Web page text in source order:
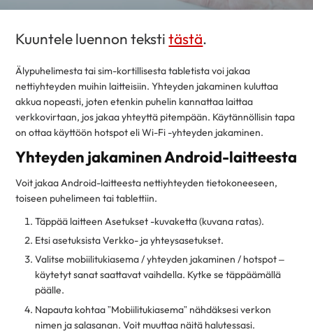
Kuuntele luennon tekstitästä.
Älypuhelimesta tai sim-kortillisesta tabletista voi jakaa
nettiyhteyden muihin laitteisiin. Yhteyden jakaminen kuluttaa
akkua nopeasti, joten etenkin puhelin kannattaa laittaa
verkkovirtaan, jos jakaa yhteyttä pitempään. Käytännöllisin tapa
on ottaa käyttöön hotspot eli Wi-Fi -yhteyden jakaminen.
Yhteyden jakaminen Android-laitteesta
Voit jakaa Android-laitteesta nettiyhteyden tietokoneeseen,
toiseen puhelimeen tai tablettiin.
Täppää laitteen Asetukset -kuvaketta (kuvana ratas).
Etsi asetuksista Verkko- ja yhteysasetukset.
Valitse mobiilitukiasema / yhteyden jakaminen / hotspot –
käytetyt sanat saattavat vaihdella. Kytke se täppäämällä
päälle.
Napauta kohtaa ”Mobiilitukiasema” nähdäksesi verkon
nimen ja salasanan. Voit muuttaa näitä halutessasi.